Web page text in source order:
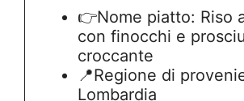
👉Nome piatto: Riso
con finocchi e
croccante
📍Regione di
Lombardia